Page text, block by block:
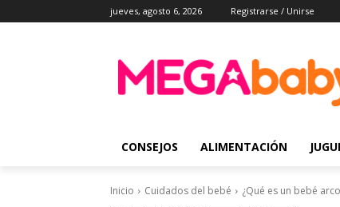
jueves, agosto 6, 2026 Registrarse / Unirse
CONSEJOS ALIMENTACIÓN
Inicio Cuidados del bebé ¿Qué es un bebé